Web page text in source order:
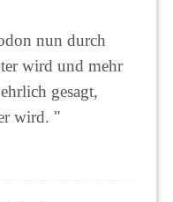
nun durch
wird und mehr
gesagt,
wird. "